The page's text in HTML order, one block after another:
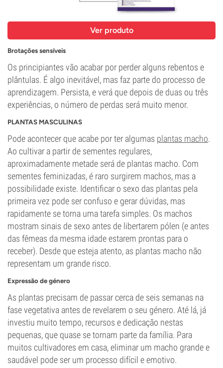
Ver produto
Brotações sensíveis
Os principiantes vão acabar por perder alguns rebentos e
plântulas. É algo inevitável, mas faz parte do processo de
aprendizagem. Persista, e verá que depois de duas ou três
experiências, o número de perdas será muito menor.
PLANTAS MASCULINAS
Pode acontecer que acabe por ter algumas plantas macho.
Ao cultivar a partir de sementes regulares,
aproximadamente metade será de plantas macho. Com
sementes feminizadas, é raro surgirem machos, mas a
possibilidade existe. Identificar o sexo das plantas pela
primeira vez pode ser confuso e gerar dúvidas, mas
rapidamente se torna uma tarefa simples. Os machos
mostram sinais de sexo antes de libertarem pólen (e antes
das fêmeas da mesma idade estarem prontas para o
receber). Desde que esteja atento, as plantas macho não
representam um grande risco.
Expressão de género
As plantas precisam de passar cerca de seis semanas na
fase vegetativa antes de revelarem o seu género. Até lá, já
investiu muito tempo, recursos e dedicação nestas
pequenas, que quase se tornam parte da família. Para
muitos cultivadores em casa, eliminar um macho grande e
saudável pode ser um processo difícil e emotivo.